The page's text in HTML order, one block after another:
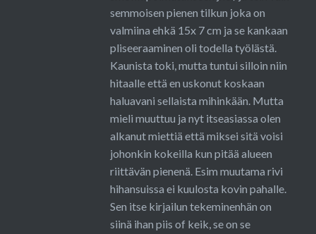
semmoisen pienen tilkun joka on
valmiina ehkä 15x 7 cm ja se kankaan
pliseeraaminen oli todella työlästä.
Kaunista toki, mutta tuntui silloin niin
hitaalle että en uskonut koskaan
haluavani sellaista mihinkään. Mutta
mieli muuttuu ja nyt itseasiassa olen
alkanut miettiä että miksei sitä voisi
johonkin kokeilla kun pitää alueen
riittävän pienenä. Esim muutama rivi
hihansuissa ei kuulosta kovin pahalle.
Sen itse kirjailun tekeminenhän on
siinä ihan piis of keik, se on se